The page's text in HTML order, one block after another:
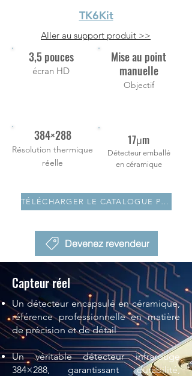
TK6Kit
Aller au support produit >>
3,5 pouces
écran HD
Mise au point
manuelle
Objectif
384×288
Résolution thermique
réelle
17μm
Détecteur emballé
en céramique
TÉLÉCHARGER LE CATALOGUE PDF
Devenez revendeur
Capteur réel
Un détecteur encapsulé en céramique,
référence professionnelle en matière
de précision et de détail
Un véritable détecteur infrarouge
384×288, garantissant durabilité,